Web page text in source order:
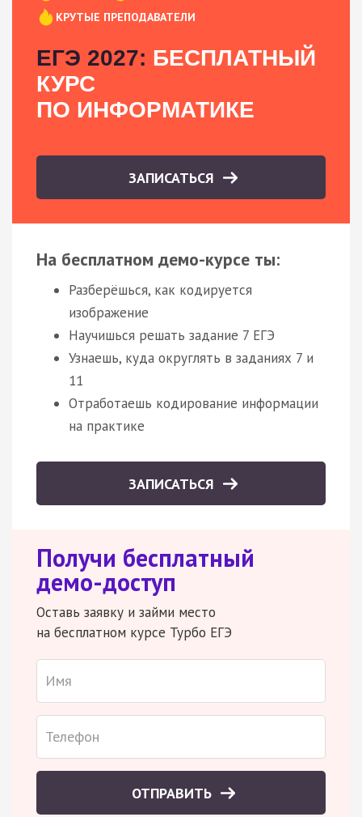
КРУТЫЕ ПРЕПОДАВАТЕЛИ
ЕГЭ 2027: БЕСПЛАТНЫЙ
КУРС
ПО ИНФОРМАТИКЕ
ЗАПИСАТЬСЯ
На бесплатном демо-курсе ты:
Разберёшься, как кодируется
изображение
Научишься решать задание 7 ЕГЭ
Узнаешь, куда округлять в заданиях 7 и
11
Отработаешь кодирование информации
на практике
ЗАПИСАТЬСЯ
Получи бесплатный
демо-доступ
Оставь заявку и займи место
на бесплатном курсе Турбо ЕГЭ
ОТПРАВИТЬ